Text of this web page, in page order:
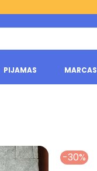
PIJAMAS MARCAS
-30%